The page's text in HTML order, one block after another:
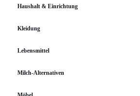
Haushalt & Einrichtung
Kleidung
Lebensmittel
Milch-Alternativen